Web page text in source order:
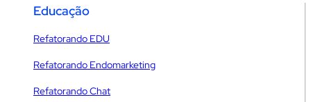
Educação
Refatorando EDU
Refatorando Endomarketing
Refatorando Chat